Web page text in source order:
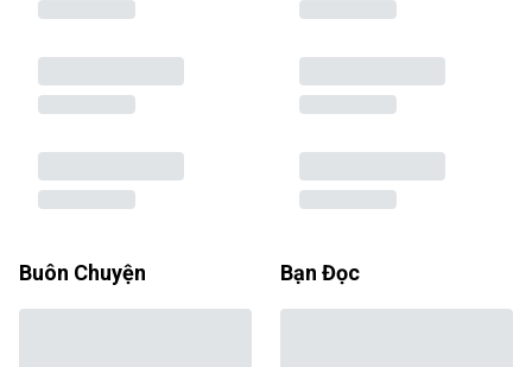
Buôn Chuyện Bạn Đọc